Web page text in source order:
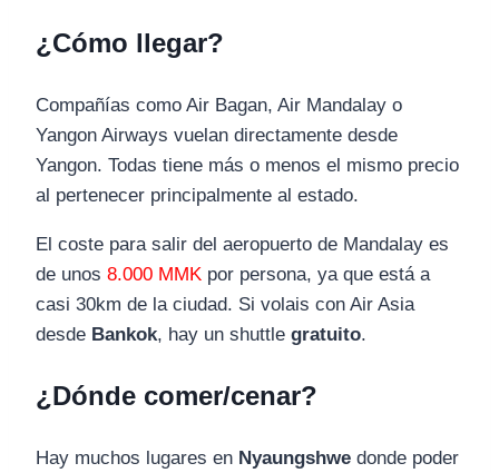
¿Cómo llegar?
Compañías como Air Bagan, Air Mandalay o
Yangon Airways vuelan directamente desde
Yangon. Todas tiene más o menos el mismo precio
al pertenecer principalmente al estado.
El coste para salir del aeropuerto de Mandalay es
de unos 8.000 MMK por persona, ya que está a
casi 30km de la ciudad. Si volais con Air Asia
desde Bankok, hay un shuttle gratuito.
¿Dónde comer/cenar?
Hay muchos lugares en Nyaungshwe donde poder